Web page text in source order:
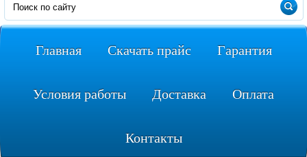
Главная Скачать прайс Гарантия
Условия работы Доставка Оплата
Контакты